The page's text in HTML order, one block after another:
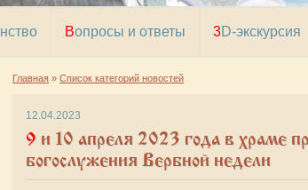
Вопросы и ответы 3D-экскурсия
Главная » Список категорий новостей
12.04.2023
9 и 10 апреля 2023 года в храме прошли
богослужения Вербной недели